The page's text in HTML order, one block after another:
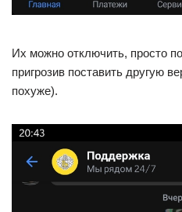
Их можно отключить, просто
пригрозив поставить другую
похуже).